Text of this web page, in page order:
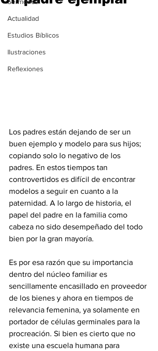
Actualidad
Estudios Bíblicos
Ilustraciones
Reflexiones
Los padres están dejando de ser un
buen ejemplo y modelo para sus hijos;
copiando solo lo negativo de los
padres. En estos tiempos tan
controvertidos es difícil de encontrar
modelos a seguir en cuanto a la
paternidad. A lo largo de historia, el
papel del padre en la familia como
cabeza no sido desempeñado del todo
bien por la gran mayoría.
Es por esa razón que su importancia
dentro del núcleo familiar es
sencillamente encasillado en proveedor
de los bienes y ahora en tiempos de
relevancia femenina, ya solamente en
portador de células germinales para la
procreación. Si bien es cierto que no
existe una escuela humana para